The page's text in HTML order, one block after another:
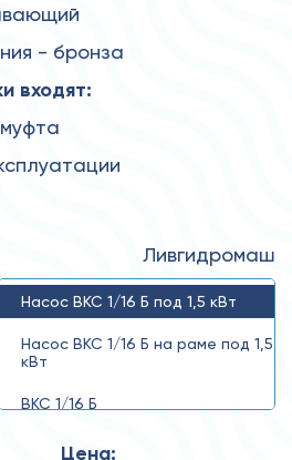
- бронза
входят:
Ливгидромаш
Насос ВКС 1/16 Б под 1,5 кВт
Насос ВКС 1/16 Б на раме под 1,5
кВт
ВКС 1/16 Б
Цена: